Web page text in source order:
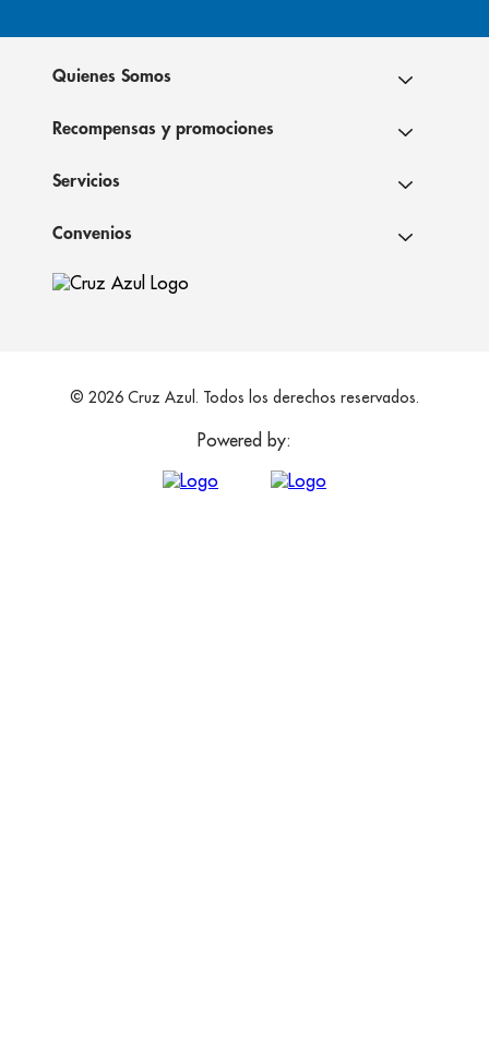
Quienes Somos
Recompensas y promociones
Servicios
Convenios
© 2026 Cruz Azul. Todos los derechos reservados.
Powered by: